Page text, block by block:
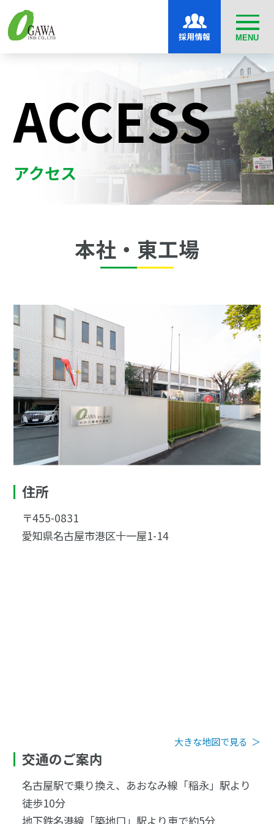
MENU
採用情報
ACCESS
アクセス
本社・東工場
住所
〒455-0831
愛知県名古屋市港区十一屋1-14
大きな地図で見る ＞
交通のご案内
名古屋駅で乗り換え、あおなみ線「稲永」駅より
徒歩10分
地下鉄名港線「築地口」駅より車で約5分